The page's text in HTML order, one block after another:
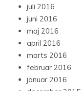
juli 2016
juni 2016
maj 2016
april 2016
marts 2016
februar 2016
januar 2016